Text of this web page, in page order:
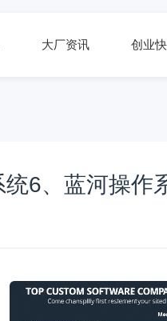
大厂资讯 创业
统6、蓝河操作